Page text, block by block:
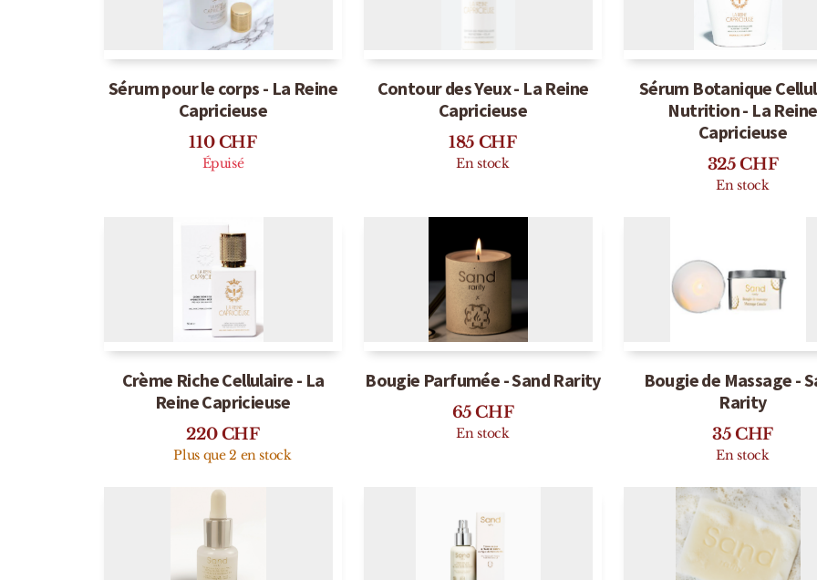
Épuisé Épuisé
Capricieuse
110 CHF
Épuisé
185CHF
En stock 325CHF
En stock
Crème Riche Cellulaire - La
Reine Capricieuse
220CHF
Plus que 2 en stock
65CHF
En stock
Bougie de Massage -
Rarity
35 CHF
En stock